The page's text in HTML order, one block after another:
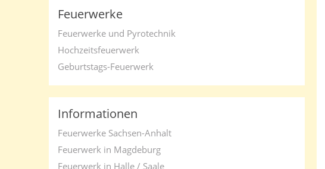
Feuerwerke
Feuerwerke und Pyrotechnik
Hochzeitsfeuerwerk
Geburtstags-Feuerwerk
Informationen
Feuerwerke Sachsen-Anhalt
Feuerwerk in Magdeburg
Feuerwerk in Halle / Saale